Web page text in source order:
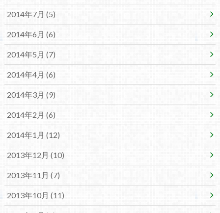
2014年7月 (5)
2014年6月 (6)
2014年5月 (7)
2014年4月 (6)
2014年3月 (9)
2014年2月 (6)
2014年1月 (12)
2013年12月 (10)
2013年11月 (7)
2013年10月 (11)